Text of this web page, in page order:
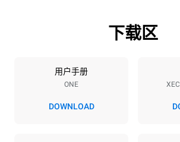
烤盘规格
5
烤盘间距
下载区
用户手册
ONE
DOWNLOAD